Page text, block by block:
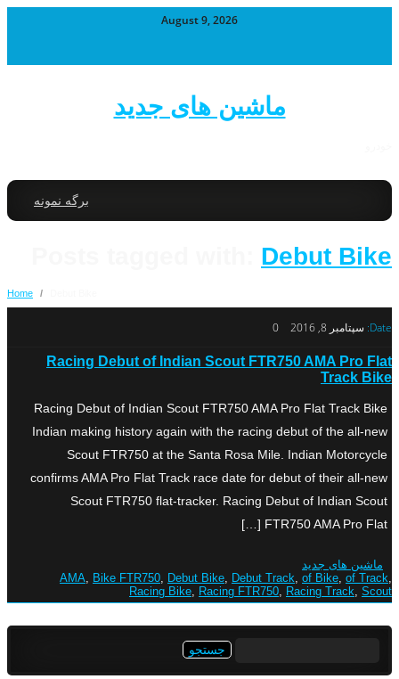
August 9, 2026
ماشین های جدید
برگه نمونه
Debut Bike
Home /
Date: سپتامبر 8, 2016 0
Racing Debut of Indian Scout FTR750 AMA Pro Flat
Track Bike
Racing Debut of Indian Scout FTR750 AMA Pro Flat Track Bike
Indian making history again with the racing debut of the all-new
Scout FTR750 at the Santa Rosa Mile. Indian Motorcycle
confirms AMA Pro Flat Track race date for debut of their all-new
Scout FTR750 flat-tracker. Racing Debut of Indian Scout
FTR750 AMA Pro Flat […]
ماشین های جدید
AMA, Bike FTR750, Debut Bike, Debut Track, of Bike, of Track,
Racing Bike, Racing FTR750, Racing Track, Scout